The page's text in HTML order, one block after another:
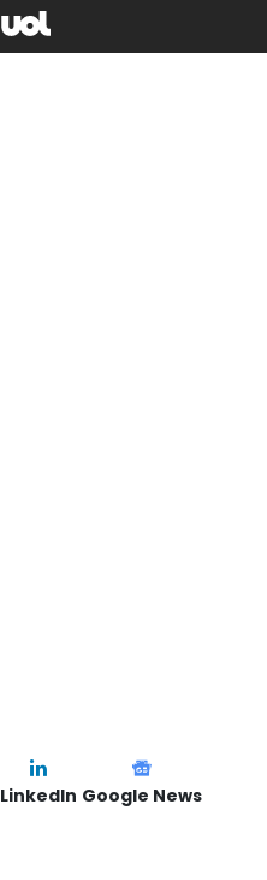
LinkedIn Google News